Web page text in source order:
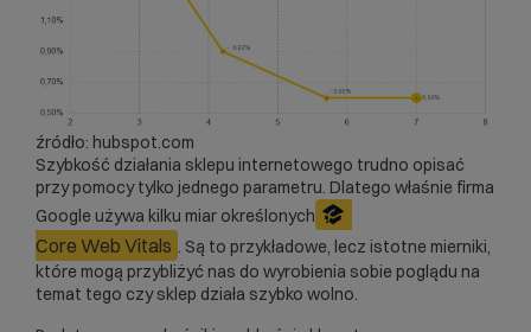
źródło: hubspot.com
Szybkość działania sklepu internetowego trudno opisać
przy pomocy tylko jednego parametru. Dlatego właśnie firma
Google używa kilku miar określonych
Core Web Vitals . Są to przykładowe, lecz istotne mierniki,
które mogą przybliżyć nas do wyrobienia sobie poglądu na
temat tego czy sklep działa szybko wolno.